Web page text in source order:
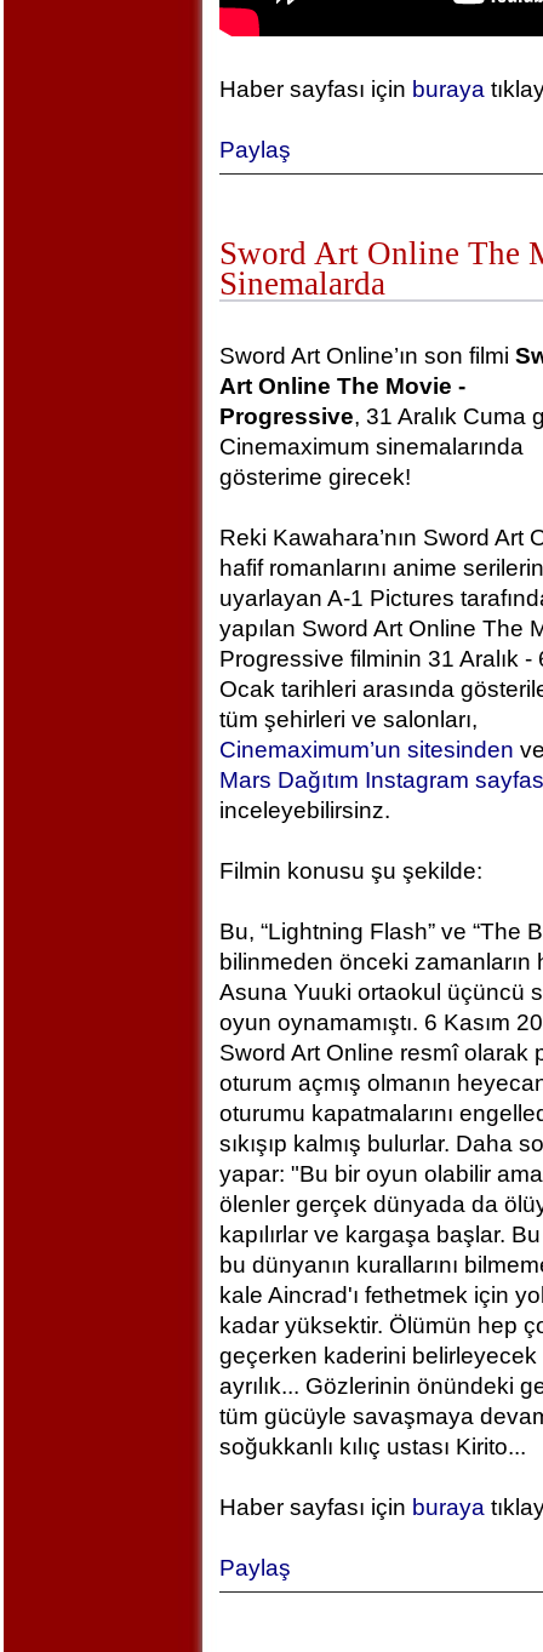
Haber sayfası için buraya
Paylaş
Sword Art Online The
Sinemalarda
Sword Art Online’ın son filmi
Art Online The Movie -
Progressive, 31 Aralık Cuma
Cinemaximum sinemalarında
gösterime girecek!
Reki Kawahara’nın Sword Art
hafif romanlarını anime
uyarlayan A-1 Pictures
yapılan Sword Art Online The
Progressive filminin 31 Aralık -
Ocak tarihleri arasında
tüm şehirleri ve salonları,
Cinemaximum’un sitesinden
Mars Dağıtım Instagram
inceleyebilirsinz.
Filmin konusu şu şekilde:
Bu, “Lightning Flash” ve “The
bilinmeden önceki zamanların
Asuna Yuuki ortaokul üçüncü
oyun oynamamıştı. 6 Kasım
Sword Art Online resmî olarak
oturum açmış olmanın
oturumu kapatmalarını
sıkışıp kalmış bulurlar. Daha
yapar: "Bu bir oyun olabilir
ölenler gerçek dünyada da
kapılırlar ve kargaşa başlar.
bu dünyanın kurallarını
kale Aincrad'ı fethetmek için
kadar yüksektir. Ölümün hep
geçerken kaderini belirleyecek
ayrılık... Gözlerinin önündeki
tüm gücüyle savaşmaya
soğukkanlı kılıç ustası Kirito...
Haber sayfası için buraya
Paylaş